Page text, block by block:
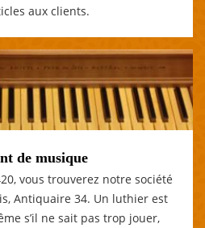
aux clients.
de musique
vous trouverez notre société
Antiquaire 34. Un luthier est
s’il ne sait pas trop jouer,